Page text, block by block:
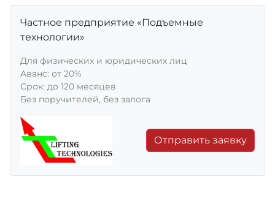
Частное предприятие «Подъемные
технологии»
Для физических и юридических лиц
Aванс: от 20%
Срок: до 120 месяцев
Без поручителей, без залога
Отправить заявку